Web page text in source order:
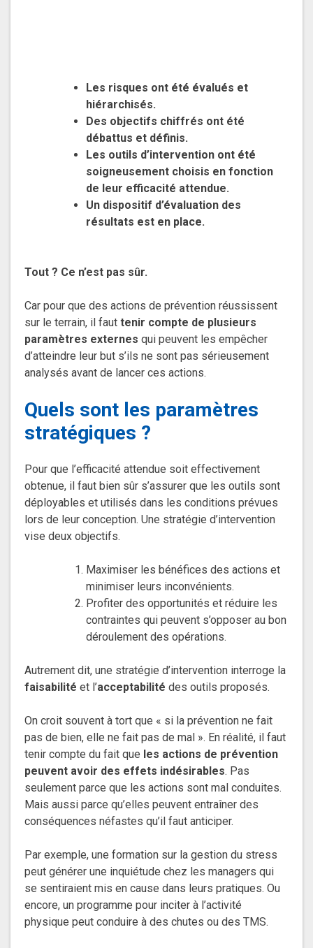
Les risques ont été évalués et
hiérarchisés.
Des objectifs chiffrés ont été
débattus et définis.
Les outils d’intervention ont été
soigneusement choisis en fonction
de leur efficacité attendue.
Un dispositif d’évaluation des
résultats est en place.
Tout ? Ce n’est pas sûr.
Car pour que des actions de prévention réussissent
sur le terrain, il faut tenir compte de plusieurs
paramètres externes qui peuvent les empêcher
d’atteindre leur but s’ils ne sont pas sérieusement
analysés avant de lancer ces actions.
Quels sont les paramètres
stratégiques ?
Pour que l’efficacité attendue soit effectivement
obtenue, il faut bien sûr s’assurer que les outils sont
déployables et utilisés dans les conditions prévues
lors de leur conception. Une stratégie d’intervention
vise deux objectifs.
Maximiser les bénéfices des actions et
minimiser leurs inconvénients.
Profiter des opportunités et réduire les
contraintes qui peuvent s’opposer au bon
déroulement des opérations.
Autrement dit, une stratégie d’intervention interroge la
faisabilité et l’acceptabilité des outils proposés.
On croit souvent à tort que « si la prévention ne fait
pas de bien, elle ne fait pas de mal ». En réalité, il faut
tenir compte du fait que les actions de prévention
peuvent avoir des effets indésirables. Pas
seulement parce que les actions sont mal conduites.
Mais aussi parce qu’elles peuvent entraîner des
conséquences néfastes qu’il faut anticiper.
Par exemple, une formation sur la gestion du stress
peut générer une inquiétude chez les managers qui
se sentiraient mis en cause dans leurs pratiques. Ou
encore, un programme pour inciter à l’activité
physique peut conduire à des chutes ou des TMS.